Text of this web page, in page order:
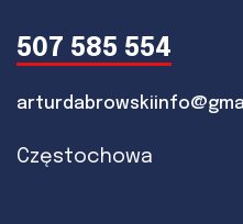
507 585 554
Częstochowa